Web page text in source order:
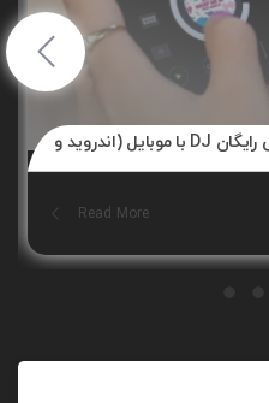
آموزش دی جی با گوشی | آموزش رایگان DJ با موبایل (اندروید و
Read More